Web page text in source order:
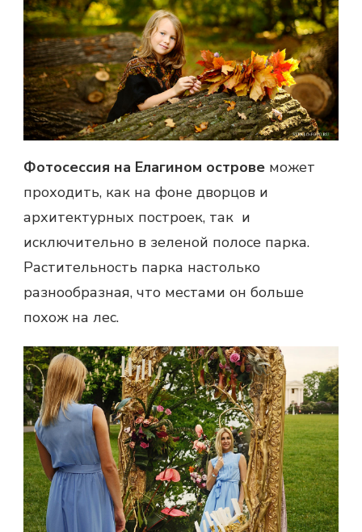
Фотосессия на Елагином острове может
проходить, как на фоне дворцов и
архитектурных построек, так и
исключительно в зеленой полосе парка.
Растительность парка настолько
разнообразная, что местами он больше
похож на лес.